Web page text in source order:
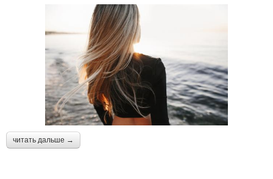
читать дальше →